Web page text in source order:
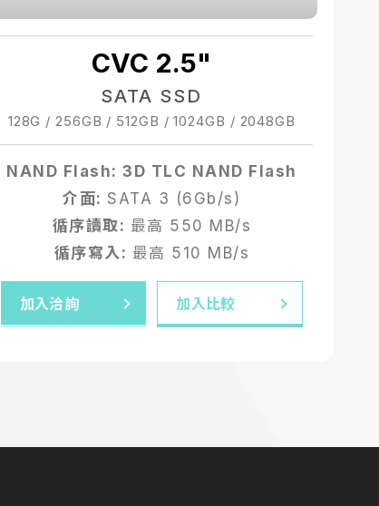
CVC 2.5"
SATA SSD
128G / 256GB / 512GB / 1024GB / 2048GB
NAND Flash: 3D TLC NAND Flash
介面: SATA 3 (6Gb/s)
循序讀取: 最高 550 MB/s
循序寫入: 最高 510 MB/s
加入洽詢 加入比較